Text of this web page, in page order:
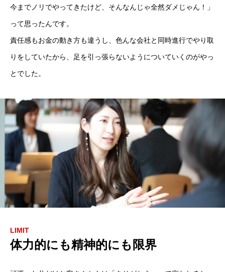
今までノリでやってきたけど、そんなんじゃ全然ダメじゃん！」
って思ったんです。
責任感もお金の動き方も違うし、色んな会社と同時進行でやり取
りをしていたから、足を引っ張らないようについていくのがやっ
とでした。
LIMIT
体力的にも精神的にも限界